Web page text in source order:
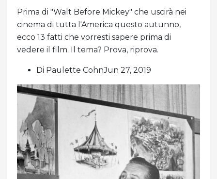
Prima di "Walt Before Mickey" che uscirà nei
cinema di tutta l'America questo autunno,
ecco 13 fatti che vorresti sapere prima di
vedere il film. Il tema? Prova, riprova.
Di Paulette CohnJun 27, 2019